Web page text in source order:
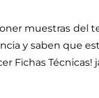
muestras del
y saben que
Fichas Técnicas!